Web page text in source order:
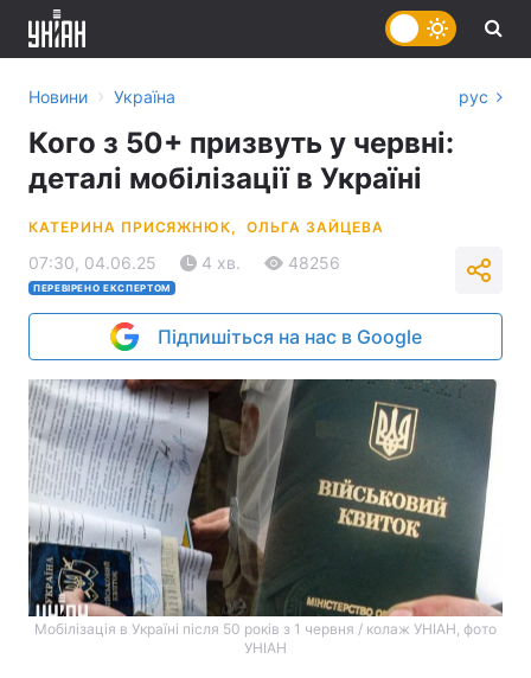
Новини › Україна рус
Кого з 50+ призвуть у червні:
деталі мобілізації в Україні
КАТЕРИНА ПРИСЯЖНЮК, ОЛЬГА ЗАЙЦЕВА
07:30, 04.06.25 4 хв. 48256
ПЕРЕВІРЕНО ЕКСПЕРТОМ
Підпишіться на нас в Google
Мобілізація в Україні після 50 років з 1 червня / колаж УНІАН, фото
УНІАН